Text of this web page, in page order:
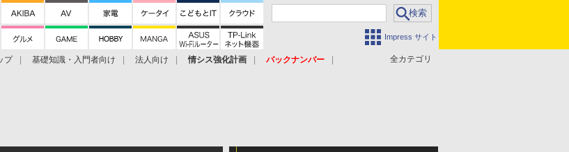
Impress サイト
全カテゴリ
プ 基礎知識・入門者向け 法人向け 情シス強化計画
バックナンバー